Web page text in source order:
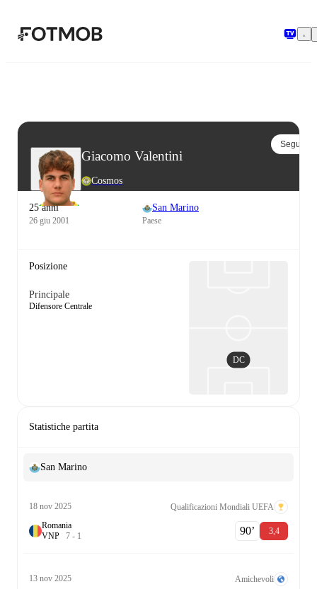
Giacomo Valentini
Cosmos
Segui
25 anni
26 giu 2001
San Marino
Paese
Posizione
Principale
Difensore Centrale
DC
Statistiche partita
San Marino
18 nov 2025
Qualificazioni Mondiali UEFA
Romania
VNP 7 - 1 90‎’‎ 3,4
13 nov 2025
Amichevoli